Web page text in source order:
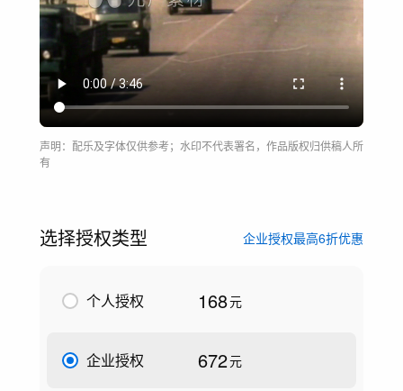
声明：配乐及字体仅供参考；水印不代表署名，作品版权归供稿人所
有
选择授权类型 企业授权最高6折优惠
个人授权 168元
企业授权 672元